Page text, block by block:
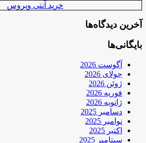
خرید آنتی ویروس
آخرین دیدگاه‌ها
بایگانی‌ها
آگوست 2026
جولای 2026
ژوئن 2026
فوریه 2026
ژانویه 2026
دسامبر 2025
نوامبر 2025
اکتبر 2025
سپتامبر 2025